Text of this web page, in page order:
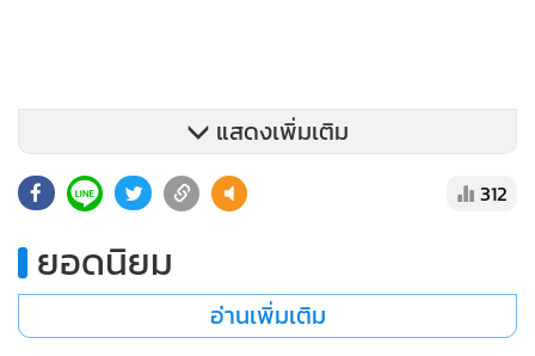
แสดงเพิ่มเติม
312
ยอดนิยม
อ่านเพิ่มเติม